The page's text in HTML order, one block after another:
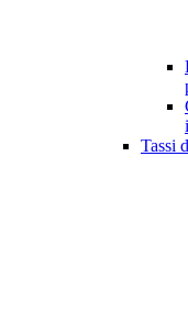
Tassi